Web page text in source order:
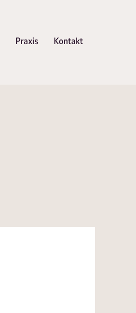
Praxis Kontakt